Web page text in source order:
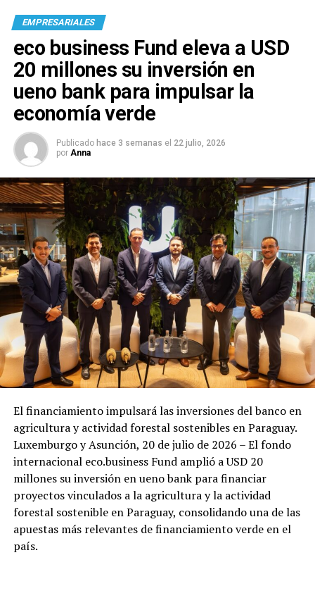
EMPRESARIALES
eco business Fund eleva a USD
20 millones su inversión en
ueno bank para impulsar la
economía verde
Publicado hace 3 semanas el 22 julio, 2026
por Anna
El financiamiento impulsará las inversiones del banco en
agricultura y actividad forestal sostenibles en Paraguay.
Luxemburgo y Asunción, 20 de julio de 2026 – El fondo
internacional eco.business Fund amplió a USD 20
millones su inversión en ueno bank para financiar
proyectos vinculados a la agricultura y la actividad
forestal sostenible en Paraguay, consolidando una de las
apuestas más relevantes de financiamiento verde en el
país.